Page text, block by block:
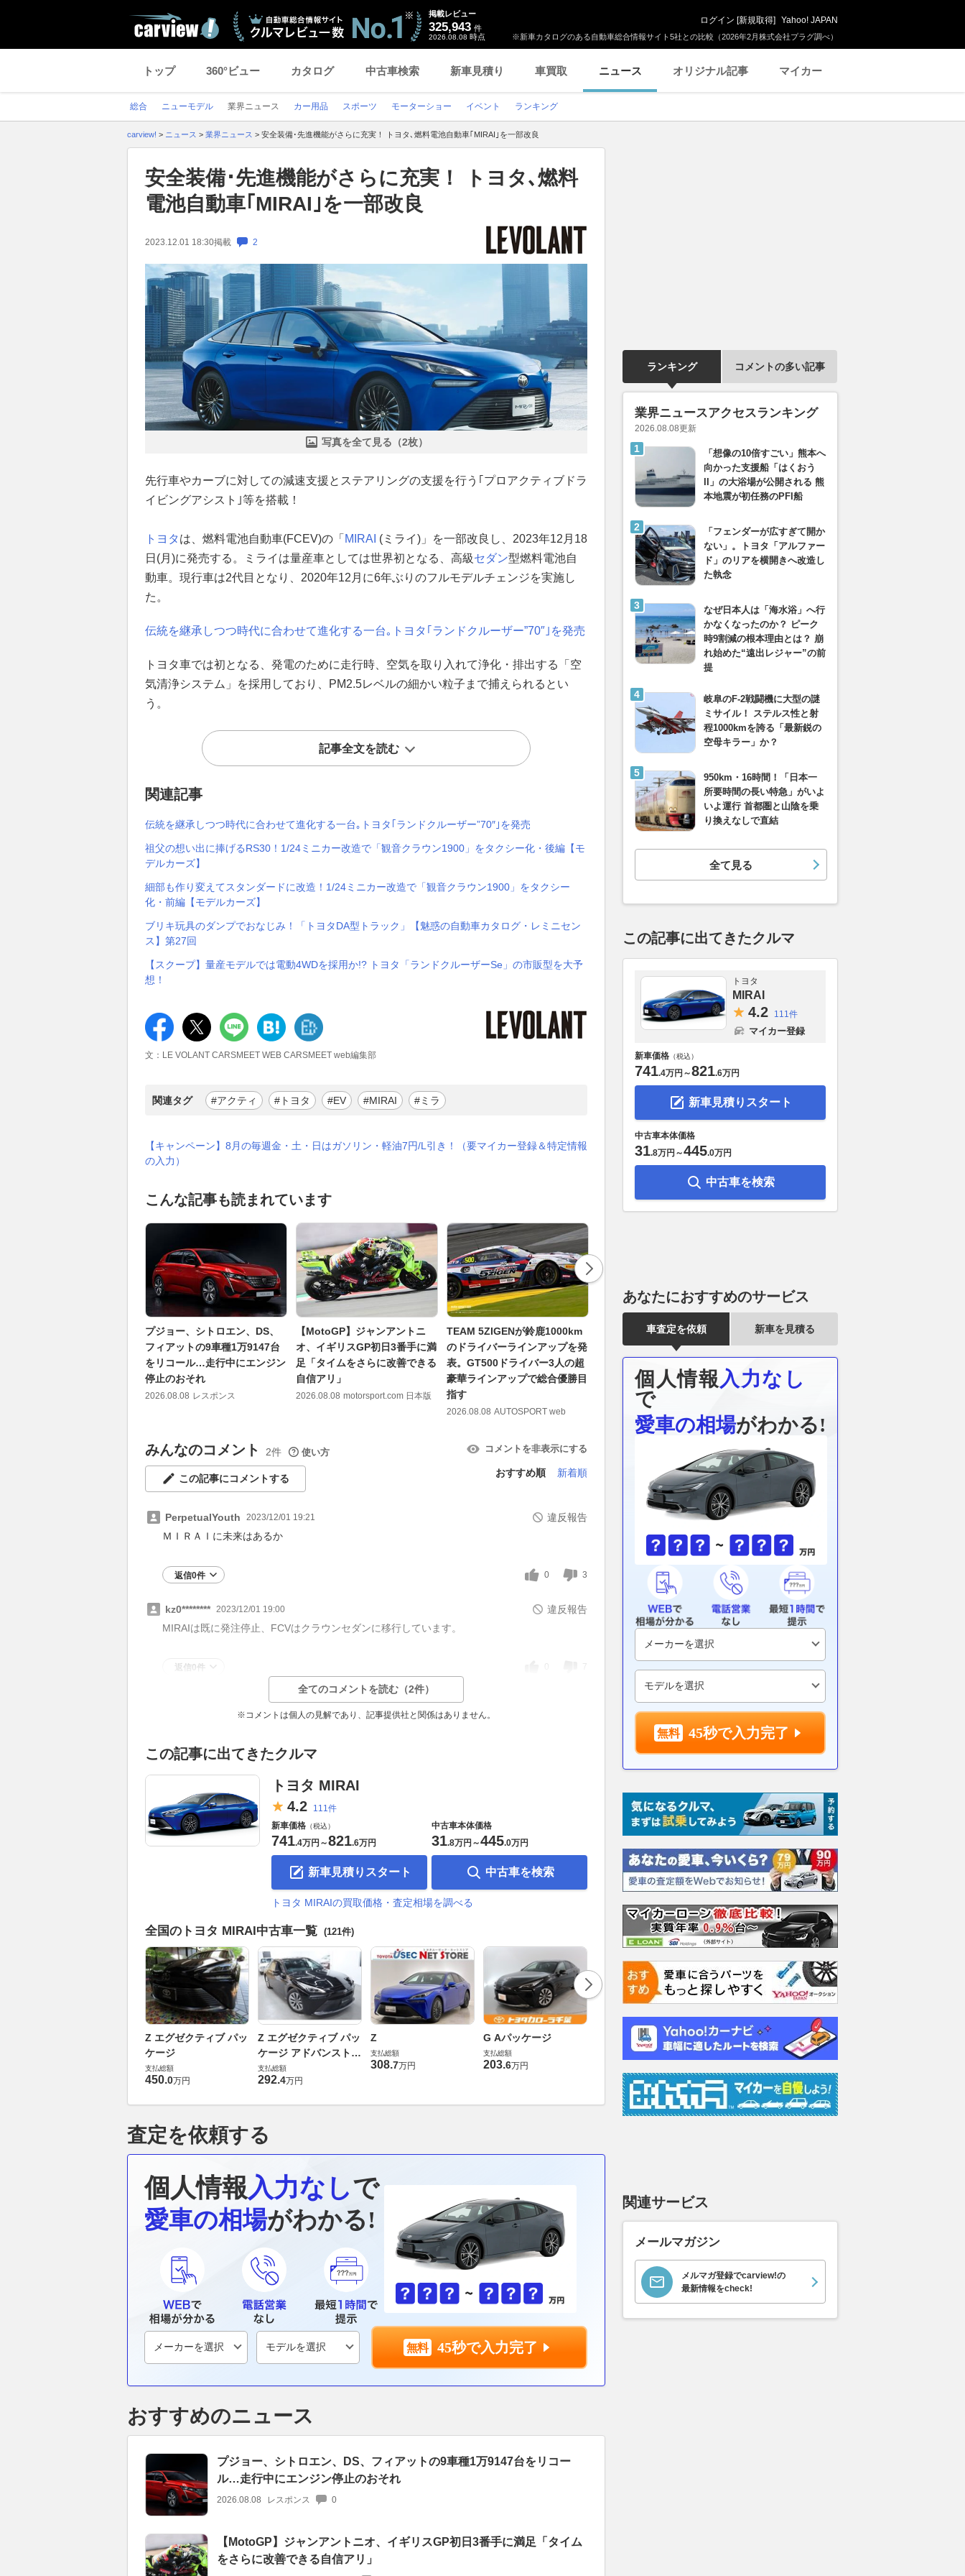
※新車カタログのある自動車総合情報サイト5社との比較（2026年2月株式会社プラグ調べ）
掲載レビュー
325,943 件
2026.08.08 時点
ログイン [新規取得] Yahoo! JAPAN
トップ 360°ビュー カタログ 中古車検索 新車見積り 車買取 ニュース オリジナル記事 マイカー
総合 ニューモデル 業界ニュース カー用品 スポーツ モーターショー イベント ランキング
carview! > ニュース > 業界ニュース > 安全装備･先進機能がさらに充実！ トヨタ､燃料電池自動車｢MIRAI｣を一部改良
安全装備･先進機能がさらに充実！ トヨタ､燃料
電池自動車｢MIRAI｣を一部改良
2023.12.01 18:30掲載 2
写真を全て見る（2枚）
先行車やカーブに対しての減速支援とステアリングの支援を行う｢プロアクティブドラ
イビングアシスト｣等を搭載！
トヨタ は、燃料電池自動車(FCEV)の「 MIRAI (ミライ)」を一部改良し、2023年12月18
日(月)に発売する。ミライは量産車としては世界初となる、高級セダン型燃料電池自
動車。現行車は2代目となり、2020年12月に6年ぶりのフルモデルチェンジを実施し
た。
伝統を継承しつつ時代に合わせて進化する一台｡トヨタ｢ランドクルーザー”70″｣を発売
トヨタ車では初となる、発電のために走行時、空気を取り入れて浄化・排出する「空
気清浄システム」を採用しており、PM2.5レベルの細かい粒子まで捕えられるとい
う。
記事全文を読む
関連記事
伝統を継承しつつ時代に合わせて進化する一台｡トヨタ｢ランドクルーザー”70″｣を発売
祖父の想い出に捧げるRS30！1/24ミニカー改造で「観音クラウン1900」をタクシー化・後編【モ
デルカーズ】
細部も作り変えてスタンダードに改造！1/24ミニカー改造で「観音クラウン1900」をタクシー
化・前編【モデルカーズ】
ブリキ玩具のダンプでおなじみ！「トヨタDA型トラック」【魅惑の自動車カタログ・レミニセン
ス】第27回
【スクープ】量産モデルでは電動4WDを採用か!? トヨタ「ランドクルーザーSe」の市販型を大予
想！
文：LE VOLANT CARSMEET WEB CARSMEET web編集部
関連タグ #アクティ #トヨタ #EV #MIRAI #ミラ
【キャンペーン】8月の毎週金・土・日はガソリン・軽油7円/L引き！（要マイカー登録＆特定情報
の入力）
こんな記事も読まれています
プジョー、シトロエン、DS、
フィアットの9車種1万9147台
をリコール…走行中にエンジン
停止のおそれ
2026.08.08 レスポンス
【MotoGP】ジャンアントニ
オ、イギリスGP初日3番手に満
足「タイムをさらに改善できる
自信アリ」
2026.08.08 motorsport.com 日本版
TEAM 5ZIGENが鈴鹿1000km
のドライバーラインアップを発
表。GT500ドライバー3人の超
豪華ラインアップで総合優勝目
指す
2026.08.08 AUTOSPORT web
ボタンでもキーでもエンジンが
掛からない!? 運が悪いと「地
獄の連打」 米兵を苦しめた
「クセ強の軍用車」とは
2026.08.08 乗りものニュース
ダイハツムーヴ＆キャンバスが
激進化！ セオリーとストライ
プのいいとこどり特別仕様車に
注目!!
みんなのコメント 2件 使い方 コメントを非表示にする
この記事にコメントする
おすすめ順 新着順
PerpetualYouth 2023/12/01 19:21
違反報告
ＭＩＲＡＩに未来はあるか
返信0件 0 3
kz0******** 2023/12/01 19:00
違反報告
MIRAIは既に発注停止、FCVはクラウンセダンに移行しています。
返信0件 7
全てのコメントを読む（2件）
※コメントは個人の見解であり、記事提供社と関係はありません。
この記事に出てきたクルマ
トヨタ MIRAI
4.2
111件
新車価格 （税込）
741.4万円 ～821.6万円
新車見積りスタート
中古車本体価格
31.8万円 ～445.0万円
中古車を検索
トヨタ MIRAIの買取価格・査定相場を調べる
全国のトヨタ MIRAI中古車一覧 (121件)
Z エグゼクティブ パッ
ケージ
支払総額
450.0万円
Z エグゼクティブ パッ
ケージ アドバンスト
ドライブ
支払総額
292.4万円
Z
支払総額
308.7万円
G Aパッケージ
支払総額
203.6万円
0万円
G
支払総額
115.4万円
G
支払総額
150
査定を依頼する
個人情報入力なしで
愛車の相場がわかる!
45秒で入力完了
おすすめのニュース
プジョー、シトロエン、DS、フィアットの9車種1万9147台をリコー
ル…走行中にエンジン停止のおそれ
2026.08.08 レスポンス 0
【MotoGP】ジャンアントニオ、イギリスGP初日3番手に満足「タイム
をさらに改善できる自信アリ」
ランキング コメントの多い記事
業界ニュースアクセスランキング
2026.08.08更新
「想像の10倍すごい」熊本へ
向かった支援船「はくおう
II」の大浴場が公開される 熊
本地震が初任務のPFI船
「フェンダーが広すぎて開か
ない」。トヨタ「アルファー
ド」のリアを横開きへ改造し
た執念
なぜ日本人は「海水浴」へ行
かなくなったのか？ ピーク
時9割減の根本理由とは？ 崩
れ始めた“遠出レジャー”の前
提
岐阜のF-2戦闘機に大型の謎
ミサイル！ ステルス性と射
程1000kmを誇る「最新鋭の
空母キラー」か？
950km・16時間！「日本一
所要時間の長い特急」がいよ
いよ運行 首都圏と山陰を乗
り換えなしで直結
全て見る
この記事に出てきたクルマ
トヨタ
MIRAI
4.2 111件
マイカー登録
新車価格 （税込）
741.4万円 ～821.6万円
新車見積りスタート
中古車本体価格
31.8万円 ～445.0万円
中古車を検索
あなたにおすすめのサービス
車査定を依頼 新車を見積る
個人情報 入力なし
で
愛車の相場がわかる!
45秒で入力完了
関連サービス
メールマガジン
メルマガ登録でcarview!の
最新情報をcheck!